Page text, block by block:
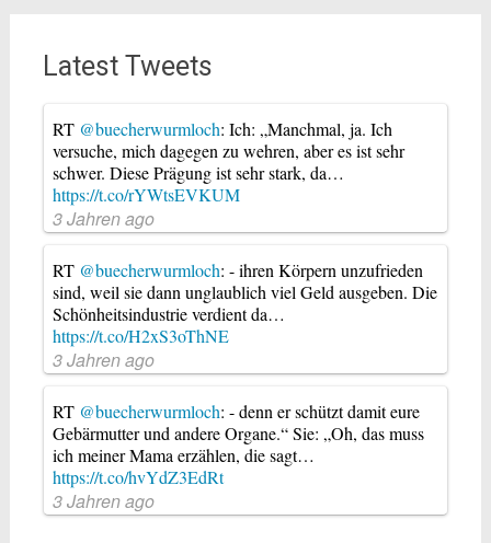
Latest Tweets
RT @buecherwurmloch: Ich: „Manchmal, ja. Ich
versuche, mich dagegen zu wehren, aber es ist sehr
schwer. Diese Prägung ist sehr stark, da…
https://t.co/rYWtsEVKUM
3 Jahren ago
RT @buecherwurmloch: - ihren Körpern unzufrieden
sind, weil sie dann unglaublich viel Geld ausgeben. Die
Schönheitsindustrie verdient da…
https://t.co/H2xS3oThNE
3 Jahren ago
RT @buecherwurmloch: - denn er schützt damit eure
Gebärmutter und andere Organe.“ Sie: „Oh, das muss
ich meiner Mama erzählen, die sagt…
https://t.co/hvYdZ3EdRt
3 Jahren ago